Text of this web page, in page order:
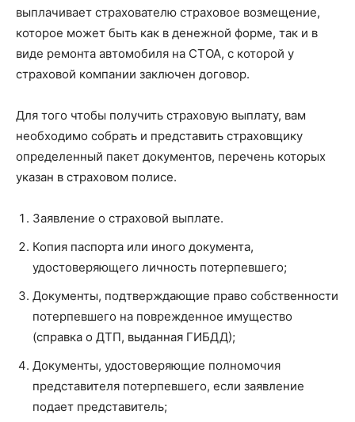
выплачивает страхователю страховое возмещение,
которое может быть как в денежной форме, так и в
виде ремонта автомобиля на СТОА, с которой у
страховой компании заключен договор.
Для того чтобы получить страховую выплату, вам
необходимо собрать и представить страховщику
определенный пакет документов, перечень которых
указан в страховом полисе.
Заявление о страховой выплате.
Копия паспорта или иного документа,
удостоверяющего личность потерпевшего;
Документы, подтверждающие право собственности
потерпевшего на поврежденное имущество
(справка о ДТП, выданная ГИБДД);
Документы, удостоверяющие полномочия
представителя потерпевшего, если заявление
подает представитель;